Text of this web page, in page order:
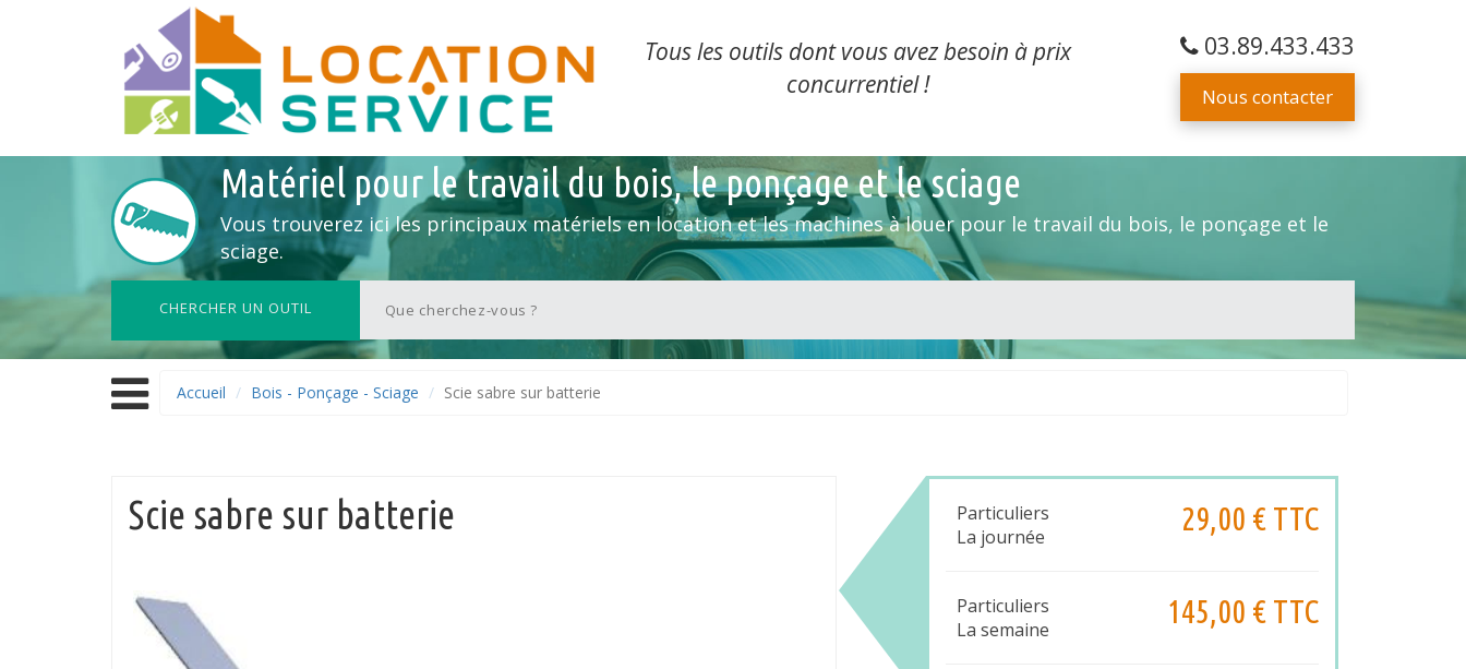
Tous les outils dont vous avez besoin à prix
concurrentiel !
03.89.433.433
Nous contacter
Matériel pour le travail du bois, le ponçage et le sciage
Vous trouverez ici les principaux matériels en location et les machines à louer pour le travail du bois, le ponçage et le
sciage.
CHERCHER UN OUTIL
Accueil Bois - Ponçage - Sciage Scie sabre sur batterie
Scie sabre sur batterie
Particuliers
La journée
29,00 € TTC
Particuliers
La semaine
145,00 € TTC